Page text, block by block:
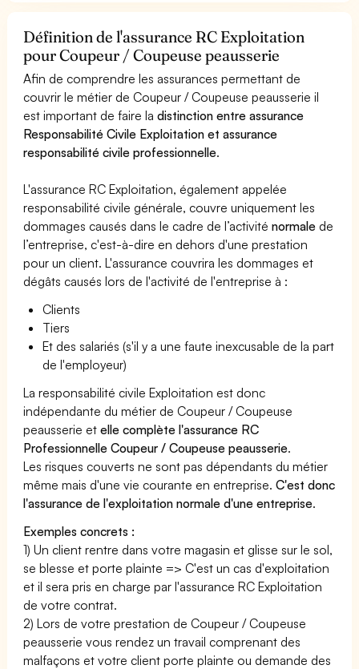
Définition de l'assurance RC Exploitation
pour Coupeur / Coupeuse peausserie
Afin de comprendre les assurances permettant de
couvrir le métier de Coupeur / Coupeuse peausserie il
est important de faire ladistinction entre assurance
Responsabilité Civile Exploitation et assurance
responsabilité civile professionnelle.
L'assurance RC Exploitation, également appelée
responsabilité civile générale, couvre uniquement les
dommages causés dans le cadre de l’activiténormale de
l’entreprise, c'est-à-dire en dehors d'une prestation
pour un client. L'assurance couvrira les dommages et
dégâts causés lors de l'activité de l'entreprise à :
Clients
Tiers
Et des salariés (s'il y a une faute inexcusable de la part
de l'employeur)
La responsabilité civile Exploitation est donc
indépendante du métier de Coupeur / Coupeuse
peausserie etelle complète l'assurance RC
Professionnelle Coupeur / Coupeuse peausserie.
Les risques couverts ne sont pas dépendants du métier
même mais d'une vie courante en entreprise.C'est donc
l'assurance de l'exploitation normale d'une entreprise.
Exemples concrets :
1) Un client rentre dans votre magasin et glisse sur le sol,
se blesse et porte plainte => C'est un cas d'exploitation
et il sera pris en charge par l'assurance RC Exploitation
de votre contrat.
2) Lors de votre prestation de Coupeur / Coupeuse
peausserie vous rendez un travail comprenant des
malfaçons et votre client porte plainte ou demande des